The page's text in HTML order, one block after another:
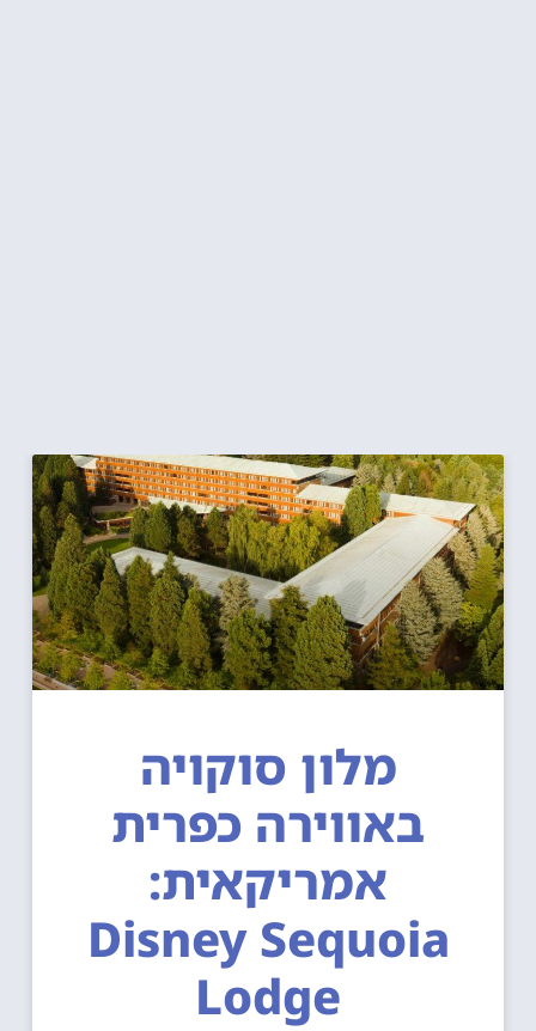
מלון סוקויה
באווירה כפרית
אמריקאית:
Disney Sequoia
Lodge